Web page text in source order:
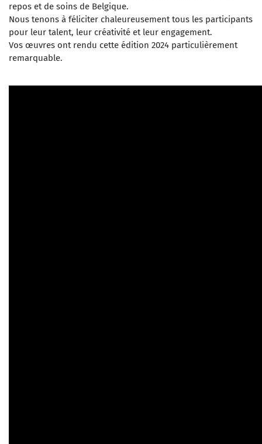
repos et de soins de Belgique.
Nous tenons à féliciter chaleureusement tous les participants
pour leur talent, leur créativité et leur engagement.
Vos œuvres ont rendu cette édition 2024 particulièrement
remarquable.